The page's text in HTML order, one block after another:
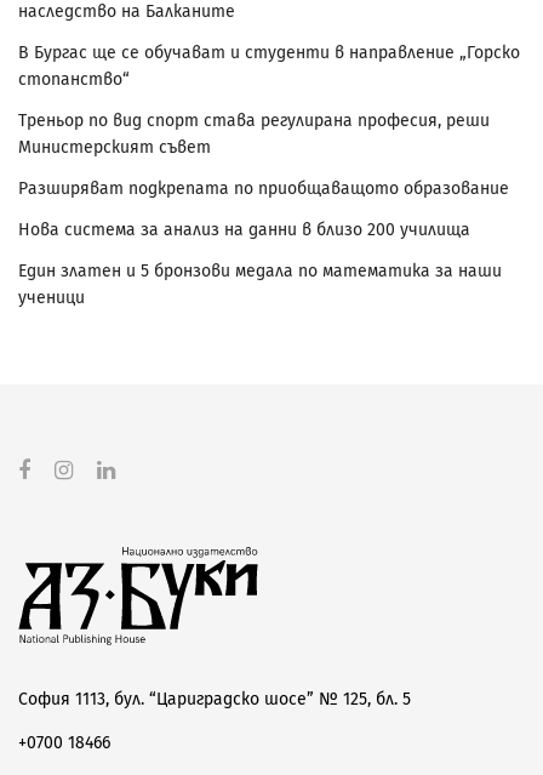
наследство на Балканите
В Бургас ще се обучават и студенти в направление „Горско
стопанство“
Треньор по вид спорт става регулирана професия, реши
Министерският съвет
Разширяват подкрепата по приобщаващото образование
Нова система за анализ на данни в близо 200 училища
Един златен и 5 бронзови медала по математика за наши
ученици
София 1113, бул. “Цариградско шосе” № 125, бл. 5
+0700 18466